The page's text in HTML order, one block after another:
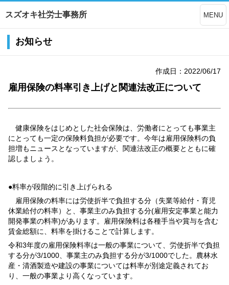
スズオキ社労士事務所 MENU
お知らせ
作成日：2022/06/17
雇用保険の料率引き上げと関連法改正について
健康保険をはじめとした社会保険は、労働者にとっても事業主
にとっても一定の保険料負担が必要です。今年は雇用保険料の負
担増もニュースとなっていますが、関連法改正の概要とともに確
認しましょう。
●料率が段階的に引き上げられる
雇用保険の料率には労使折半で負担する分（失業等給付・育児
休業給付の料率）と、事業主のみ負担する分(雇用安定事業と能力
開発事業の料率)があります。雇用保険料は各種手当や賞与を含む
賃金総額に、料率を掛けることで計算します。
令和3年度の雇用保険料率は一般の事業について、労使折半で負担
する分が3/1000、事業主のみ負担する分が3/1000でした。農林水
産・清酒製造や建設の事業については料率が別途定義されてお
り、一般の事業より高くなっています。